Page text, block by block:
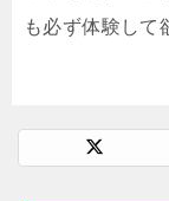
も必ず体験して